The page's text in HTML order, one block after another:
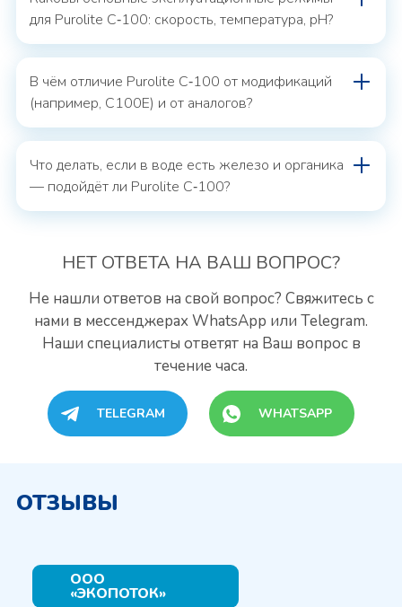
для Purolite C‑100: скорость, температура, pH?
В чём отличие Purolite C‑100 от модификаций
(например, C100E) и от аналогов?
Что делать, если в воде есть железо и органика
— подойдёт ли Purolite C‑100?
НЕТ ОТВЕТА НА ВАШ ВОПРОС?
Не нашли ответов на свой вопрос? Свяжитесь с
нами в мессенджерах WhatsApp или Telegram.
Наши специалисты ответят на Ваш вопрос в
течение часа.
TELEGRAM WHATSAPP
ОТЗЫВЫ
ООО
«ЭКОПОТОК»